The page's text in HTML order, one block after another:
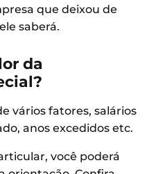
que deixou de
saberá.
da
vários fatores, salários
anos excedidos etc.
você poderá